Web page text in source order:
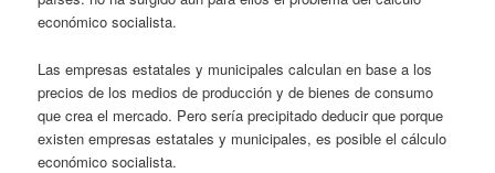
económico socialista.
Las empresas estatales y municipales calculan en base a los
precios de los medios de producción y de bienes de consumo
que crea el mercado. Pero sería precipitado deducir que porque
existen empresas estatales y municipales, es posible el cálculo
económico socialista.